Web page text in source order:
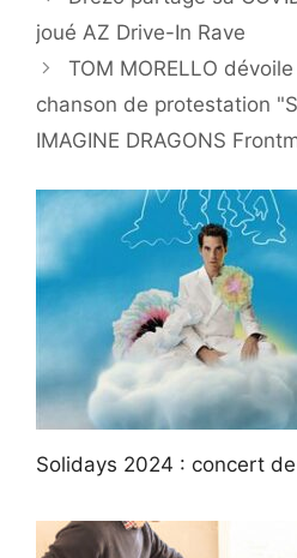
joué AZ Drive-In Rave
TOM MORELLO
chanson de protestation
IMAGINE DRAGONS
Solidays 2024 : concert